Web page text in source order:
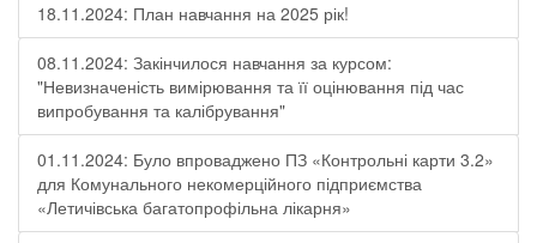
18.11.2024: План навчання на 2025 рік!
08.11.2024: Закінчилося навчання за курсом:
"Невизначеність вимірювання та її оцінювання під час
випробування та калібрування"
01.11.2024: Було впроваджено ПЗ «Контрольні карти 3.2»
для Комунального некомерційного підприємства
«Летичівська багатопрофільна лікарня»